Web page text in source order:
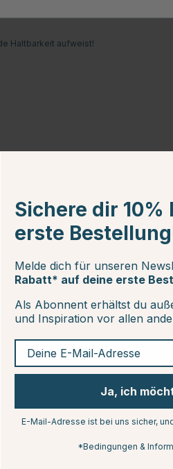
vom Schweifansatz
Haltbarkeit aufweist!
Sichere dir
erste
Melde dich für unseren
Rabatt* auf deine erste
Als Abonnent erhältst du
und Inspiration vor allen
Deine E-Mail-Adresse
Ja, ich
E-Mail-Adresse ist bei uns sicher,
*Bedingungen &